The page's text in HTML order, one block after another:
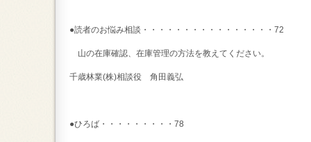
●読者のお悩み相談・・・・・・・・・・・・・・・・72
山の在庫確認、在庫管理の方法を教えてください。
千歳林業(株)相談役 角田義弘
●ひろば・・・・・・・・・78